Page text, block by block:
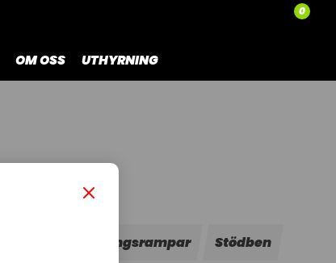
0
OM OSS UTHYRNING
Uppkörningsrampar Stödben